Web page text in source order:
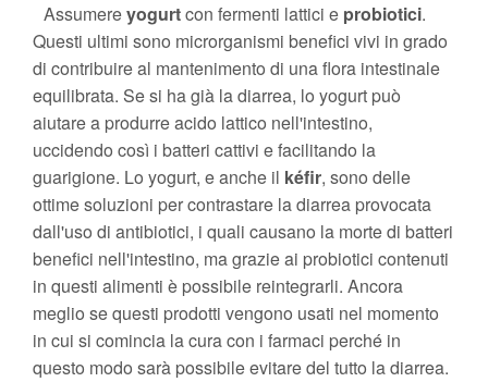
Assumereyogurtcon fermenti lattici e probiotici.
Questi ultimi sono microrganismi benefici vivi in grado
di contribuire al mantenimento di una flora intestinale
equilibrata. Se si ha già la diarrea, lo yogurt può
aiutare a produrre acido lattico nell'intestino,
uccidendo così i batteri cattivi e facilitando la
guarigione. Lo yogurt, e anche il kéfir, sono delle
ottime soluzioni per contrastare la diarrea provocata
dall'uso di antibiotici, i quali causano la morte di batteri
benefici nell'intestino, ma grazie ai probiotici contenuti
in questi alimenti è possibile reintegrarli. Ancora
meglio se questi prodotti vengono usati nel momento
in cui si comincia la cura con i farmaci perché in
questo modo sarà possibile evitare del tutto la diarrea.